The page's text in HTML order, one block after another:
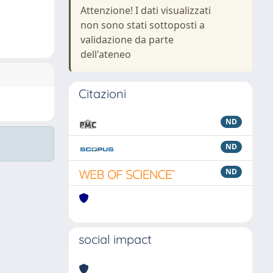
Attenzione! I dati visualizzati
non sono stati sottoposti a
validazione da parte
dell'ateneo
Citazioni
ND
ND
ND
social impact